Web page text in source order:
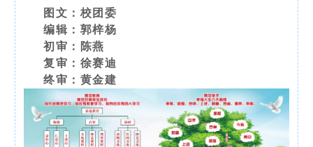
图文：校团委
编辑：郭梓杨
初审：陈燕
复审：徐赛迪
终审：黄金建